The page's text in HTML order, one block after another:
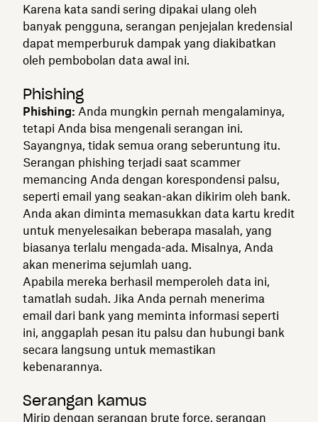
Karena kata sandi sering dipakai ulang oleh
banyak pengguna, serangan penjejalan kredensial
dapat memperburuk dampak yang diakibatkan
oleh pembobolan data awal ini.
Phishing
Phishing: Anda mungkin pernah mengalaminya,
tetapi Anda bisa mengenali serangan ini.
Sayangnya, tidak semua orang seberuntung itu.
Serangan phishing terjadi saat scammer
memancing Anda dengan korespondensi palsu,
seperti email yang seakan-akan dikirim oleh bank.
Anda akan diminta memasukkan data kartu kredit
untuk menyelesaikan beberapa masalah, yang
biasanya terlalu mengada-ada. Misalnya, Anda
akan menerima sejumlah uang.
Apabila mereka berhasil memperoleh data ini,
tamatlah sudah. Jika Anda pernah menerima
email dari bank yang meminta informasi seperti
ini, anggaplah pesan itu palsu dan hubungi bank
secara langsung untuk memastikan
kebenarannya.
Serangan kamus
Mirip dengan serangan brute force, serangan